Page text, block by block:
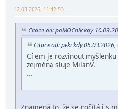
12.03.2026, 11:42:53
Citace od: poMOCník kdy
Citace od: peki kdy 05.03.2026,
Cílem je rozvinout
zejména sluje MilanV.
...
Znamená to, že se počítá i s